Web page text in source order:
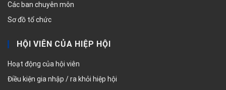
Các ban chuyên môn
Sơ đồ tổ chức
HỘI VIÊN CỦA HIỆP HỘI
Hoạt động của hội viên
Điều kiện gia nhập / ra khỏi hiệp hội